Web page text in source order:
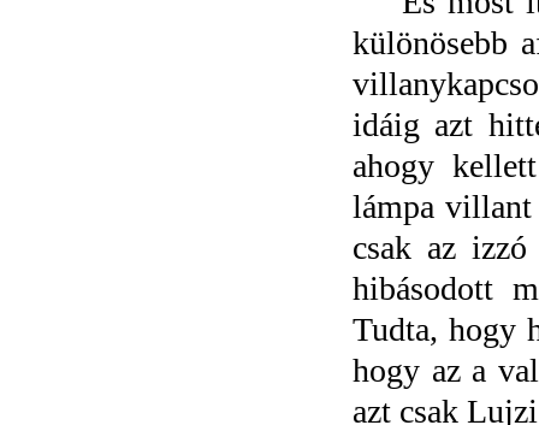
különösebb
idáig azt
ahogy
lámpa
csak az
hibásodott
Tudta, hogy
hogy az a
azt csak